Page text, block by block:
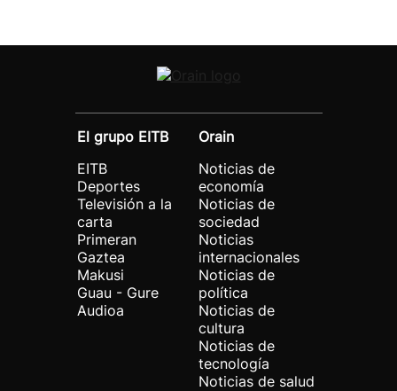
El grupo EITB
EITB
Deportes
Televisión a la
carta
Primeran
Gaztea
Makusi
Guau - Gure
Audioa
Orain
Noticias de
economía
Noticias de
sociedad
Noticias
internacionales
Noticias de
política
Noticias de
cultura
Noticias de
tecnología
Noticias de salud